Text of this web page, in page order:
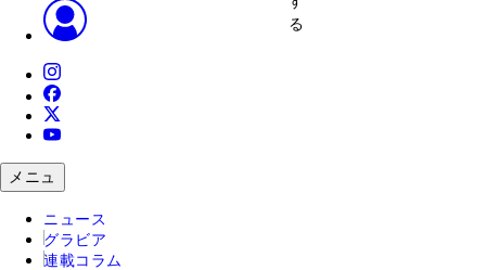
る
メニュ
ニュース
グラビア
連載コラム